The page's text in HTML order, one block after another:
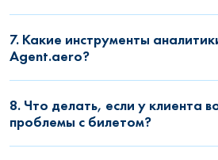
7. Какие инструменты
Agent.aero?
8. Что делать, если у клиента
проблемы с билетом?